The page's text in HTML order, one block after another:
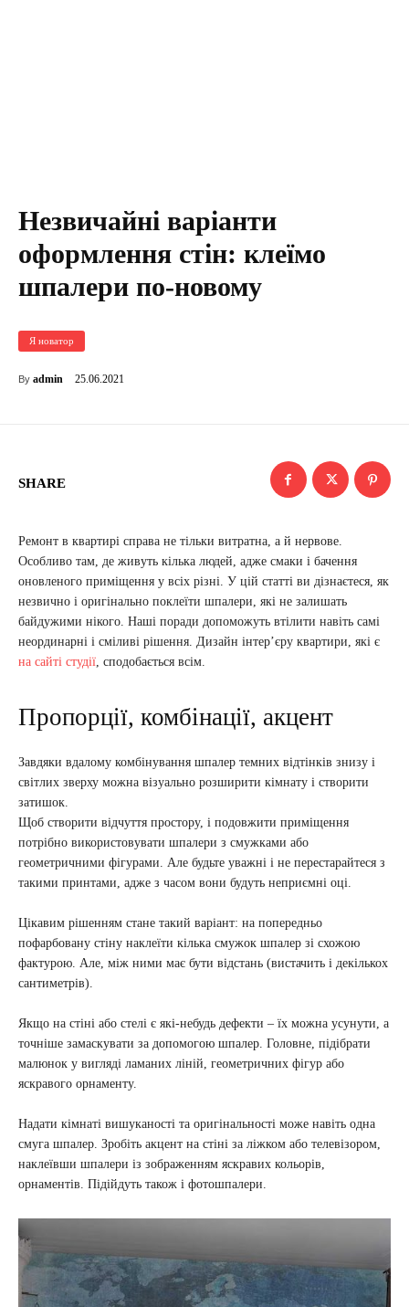
Незвичайні варіанти
оформлення стін: клеїмо
шпалери по-новому
Я новатор
By admin 25.06.2021
SHARE
Ремонт в квартирі справа не тільки витратна, а й нервове.
Особливо там, де живуть кілька людей, адже смаки і бачення
оновленого приміщення у всіх різні. У цій статті ви дізнаєтеся, як
незвично і оригінально поклеїти шпалери, які не залишать
байдужими нікого. Наші поради допоможуть втілити навіть самі
неординарні і сміливі рішення. Дизайн інтер’єру квартири, які є
на сайті студії, сподобається всім.
Пропорції, комбінації, акцент
Завдяки вдалому комбінування шпалер темних відтінків знизу і
світлих зверху можна візуально розширити кімнату і створити
затишок.
Щоб створити відчуття простору, і подовжити приміщення
потрібно використовувати шпалери з смужками або
геометричними фігурами. Але будьте уважні і не перестарайтеся з
такими принтами, адже з часом вони будуть неприємні оці.
Цікавим рішенням стане такий варіант: на попередньо
пофарбовану стіну наклеїти кілька смужок шпалер зі схожою
фактурою. Але, між ними має бути відстань (вистачить і декількох
сантиметрів).
Якщо на стіні або стелі є які-небудь дефекти – їх можна усунути, а
точніше замаскувати за допомогою шпалер. Головне, підібрати
малюнок у вигляді ламаних ліній, геометричних фігур або
яскравого орнаменту.
Надати кімнаті вишуканості та оригінальності може навіть одна
смуга шпалер. Зробіть акцент на стіні за ліжком або телевізором,
наклеївши шпалери із зображенням яскравих кольорів,
орнаментів. Підійдуть також і фотошпалери.